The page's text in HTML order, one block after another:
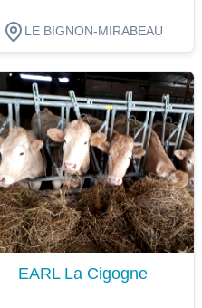
LE BIGNON-MIRABEAU
Dégustation
EARL La Cigogne